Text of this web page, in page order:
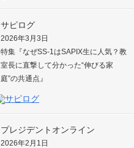
サピログ
2026年3月3日
特集『なぜSS-1はSAPIX生に人気？教
室長に直撃して分かった“伸びる家
庭”の共通点』
プレジデントオンライン
2026年2月1日